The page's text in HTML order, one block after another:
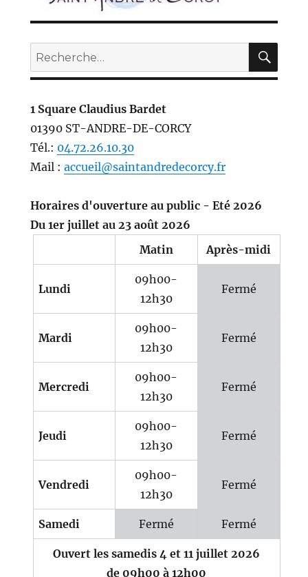
Recherche
pour :
1 Square Claudius Bardet
01390 ST-ANDRE-DE-CORCY
Tél.: 04.72.26.10.30
Mail : accueil@saintandredecorcy.fr
Horaires d'ouverture au public - Eté 2026
Du 1er juillet au 23 août 2026
Matin
Après-midi
Lundi
09h00-
12h30
Fermé
Mardi
09h00-
12h30
Fermé
Mercredi
09h00-
12h30
Fermé
Jeudi
09h00-
12h30
Fermé
Vendredi
09h00-
12h30
Fermé
Samedi Fermé Fermé
Ouvert les samedis 4 et 11 juillet 2026
de 09h00 à 12h00